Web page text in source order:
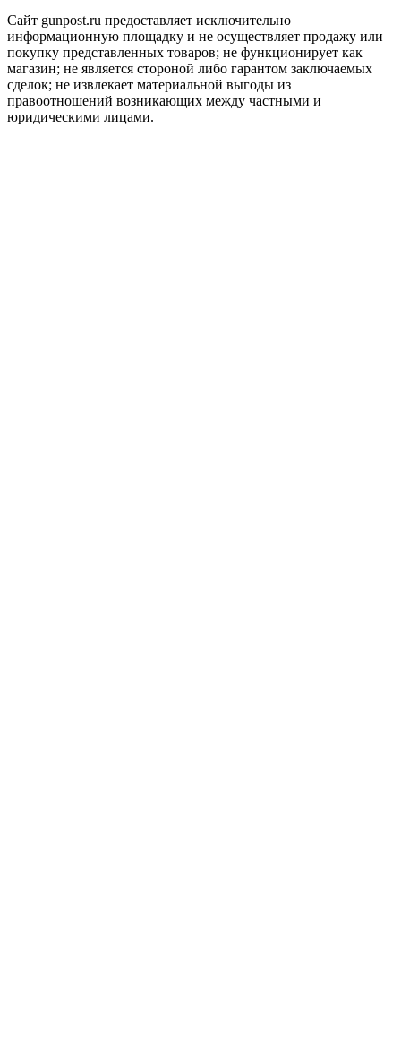
Сайт gunpost.ru предоставляет исключительно
информационную площадку и не осуществляет продажу или
покупку представленных товаров; не функционирует как
магазин; не является стороной либо гарантом заключаемых
сделок; не извлекает материальной выгоды из
правоотношений возникающих между частными и
юридическими лицами.